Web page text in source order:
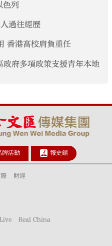
列
過往經歷
香港高校肩負重任
府多項政策支援青年本地
牌活動 報史館
財經
Real China